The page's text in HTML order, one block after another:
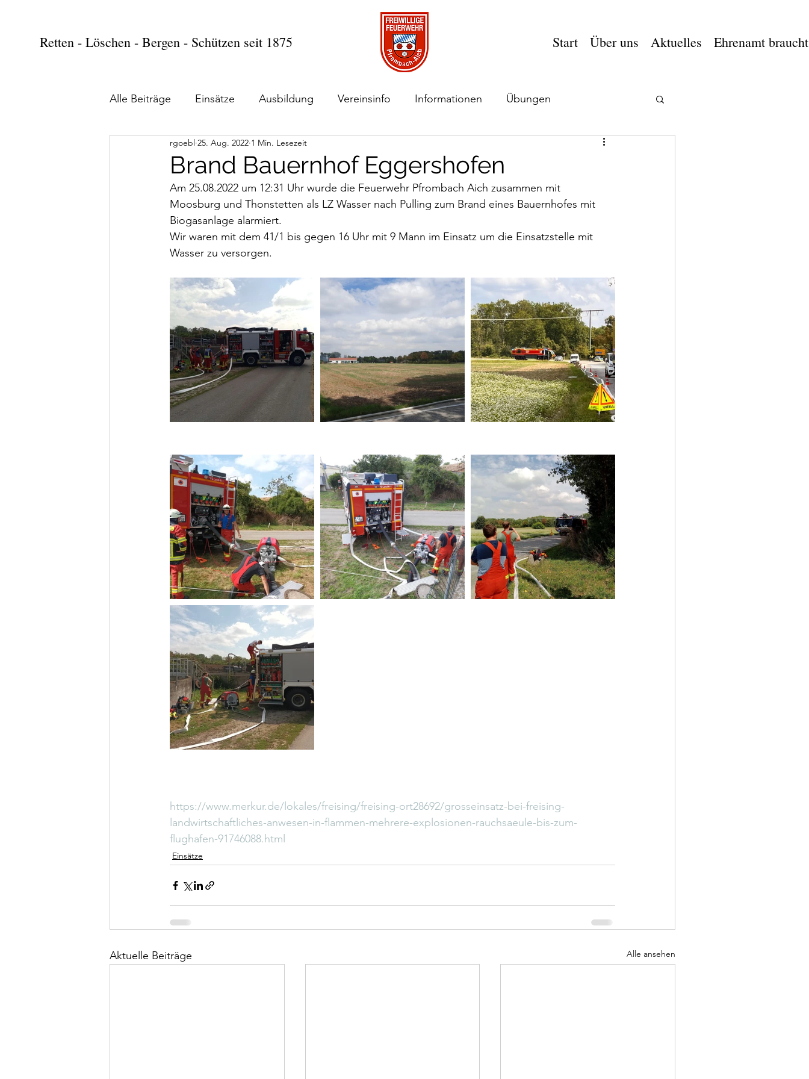
Retten - Löschen - Bergen - Schützen seit 1875 Start Über uns Aktuelles Ehrenamt
Alle Beiträge Einsätze Ausbildung Vereinsinfo Informationen Übungen
Brand Bauernhof Eggershofen
rgoebl 25. Aug. 2022 1 Min. Lesezeit
Am 25.08.2022 um 12:31 Uhr wurde die Feuerwehr Pfrombach Aich zusammen mit
Moosburg und Thonstetten als LZ Wasser nach Pulling zum Brand eines Bauernhofes mit
Biogasanlage alarmiert.
Wir waren mit dem 41/1 bis gegen 16 Uhr mit 9 Mann im Einsatz um die Einsatzstelle mit
Wasser zu versorgen.
https://www.merkur.de/lokales/freising/freising-ort28692/grosseinsatz-bei-freising-
landwirtschaftliches-anwesen-in-flammen-mehrere-explosionen-rauchsaeule-bis-zum-
flughafen-91746088.html
Einsätze
Aktuelle Beiträge Alle ansehen